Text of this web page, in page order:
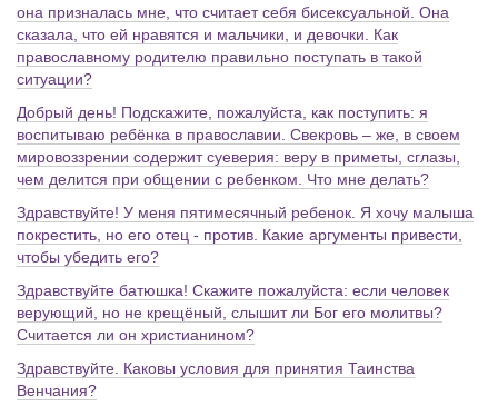
она призналась мне, что считает себя бисексуальной. Она
сказала, что ей нравятся и мальчики, и девочки. Как
православному родителю правильно поступать в такой
ситуации?
Добрый день! Подскажите, пожалуйста, как поступить: я
воспитываю ребёнка в православии. Свекровь – же, в своем
мировоззрении содержит суеверия: веру в приметы, сглазы,
чем делится при общении с ребенком. Что мне делать?
Здравствуйте! У меня пятимесячный ребенок. Я хочу малыша
покрестить, но его отец - против. Какие аргументы привести,
чтобы убедить его?
Здравствуйте батюшка! Скажите пожалуйста: если человек
верующий, но не крещёный, слышит ли Бог его молитвы?
Считается ли он христианином?
Здравствуйте. Каковы условия для принятия Таинства
Венчания?